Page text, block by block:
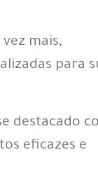
mais,
para
destacado
eficazes e